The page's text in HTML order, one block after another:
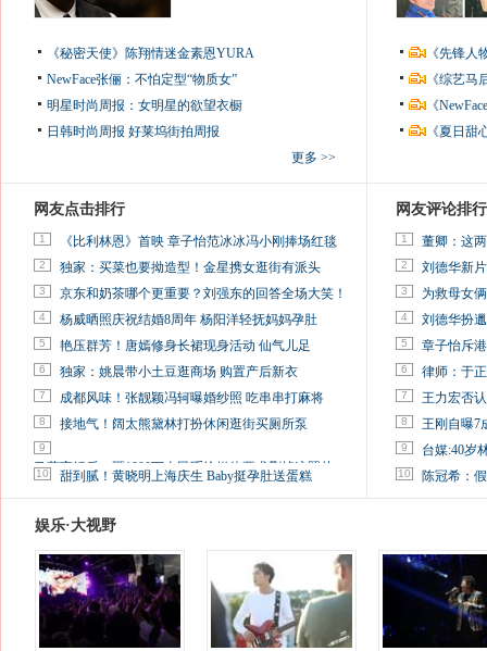
《秘密天使》陈翔情迷金素恩YURA
NewFace张俪：不怕定型“物质女”
明星时尚周报：女明星的欲望衣橱
日韩时尚周报 好莱坞街拍周报
更多 >>
《先锋
《综艺
《
《夏日
网友点击排行
1 《比利林恩》首映 章子怡范冰冰冯小刚捧场红毯
2 独家：买菜也要拗造型！金星携女逛街有派头
3 京东和奶茶哪个更重要？刘强东的回答全场大笑！
4 杨威晒照庆祝结婚8周年 杨阳洋轻抚妈妈孕肚
5 艳压群芳！唐嫣修身长裙现身活动 仙气儿足
6 独家：姚晨带小土豆逛商场 购置产后新衣
7 成都风味！张靓颖冯轲曝婚纱照 吃串串打麻将
8 接地气！阔太熊黛林打扮休闲逛街买厕所泵
9
马蓉离婚后，砸1000万人民币给媒体要求删掉这照片
10 甜到腻！黄晓明上海庆生 Baby挺孕肚送蛋糕
网友评论排行
1 董卿：这
2 刘德华新
3 为救母女
4 刘德华扮
5 章子怡斥
6 律师：于
7 王力宏否
8 王刚自曝7
9 台媒:40岁
10 陈冠希：
娱乐·大视野